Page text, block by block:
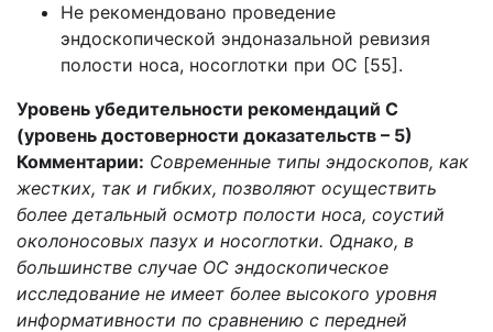
Не рекомендовано проведение
эндоскопической эндоназальной ревизия
полости носа, носоглотки при ОС [55].
Уровень убедительности рекомендаций С
(уровень достоверности доказательств – 5)
Комментарии: Современные типы эндоскопов, как
жестких, так и гибких, позволяют осуществить
более детальный осмотр полости носа, соустий
околоносовых пазух и носоглотки. Однако, в
большинстве случае ОС эндоскопическое
исследование не имеет более высокого уровня
информативности по сравнению с передней